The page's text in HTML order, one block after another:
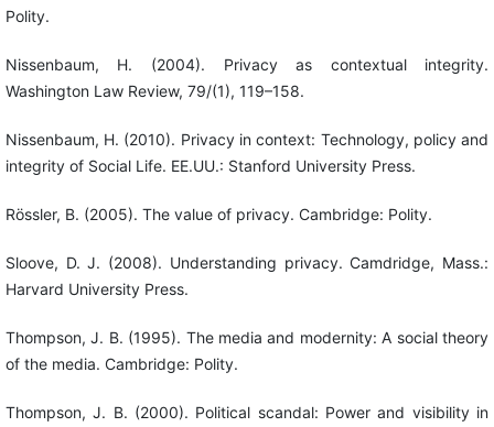
Polity.
Nissenbaum, H. (2004). Privacy as contextual integrity.
Washington Law Review, 79/(1), 119–158.
Nissenbaum, H. (2010). Privacy in context: Technology, policy and
integrity of Social Life. EE.UU.: Stanford University Press.
Rössler, B. (2005). The value of privacy. Cambridge: Polity.
Sloove, D. J. (2008). Understanding privacy. Camdridge, Mass.:
Harvard University Press.
Thompson, J. B. (1995). The media and modernity: A social theory
of the media. Cambridge: Polity.
Thompson, J. B. (2000). Political scandal: Power and visibility in